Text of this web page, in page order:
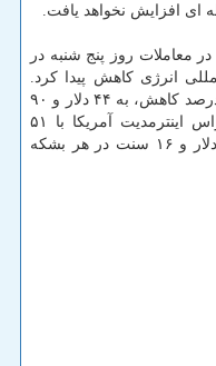
ای افزایش نخواهد یافت.
معاملات روز پنج شنبه در
انرژی کاهش پیدا کرد.
بهای نفت برنت با ۵۳ سنت معادل ۱.۲ درصد کاهش، به ۴۴ دلار و ۹۰
سنت در هر بشکه رسید و وست تگزاس اینترمدیت آمریکا با ۵۱
سنت معادل ۱.۲ درصد کاهش، به ۴۲ دلار و ۱۶ سنت در هر بشکه